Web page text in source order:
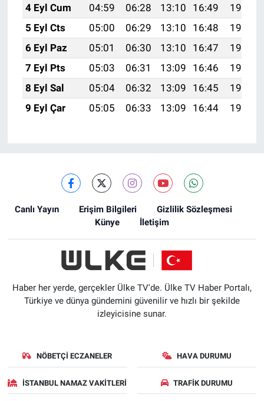
4 Eyl Cum
04:59 06:28 13:10 16:49
19:42
5 Eyl Cts
05:00 06:29 13:10 16:48
19:41
6 Eyl Paz
05:01 06:30 13:10 16:47
19:39
7 Eyl Pts
05:03 06:31 13:09 16:46
19:37
8 Eyl Sal
05:04 06:32 13:09 16:45
19:36
9 Eyl Çar
05:05 06:33 13:09 16:44 19:34
Canlı Yayın Erişim Bilgileri
Gizlilik Sözleşmesi
Künye
İletişim
Haber her yerde, gerçekler Ülke TV'de. Ülke TV Haber Portalı,
Türkiye ve dünya gündemini güvenilir ve hızlı bir şekilde
izleyicisine sunar.
NÖBETÇI ECZANELER HAVA DURUMU
İSTANBUL NAMAZ VAKITLERI TRAFIK DURUMU